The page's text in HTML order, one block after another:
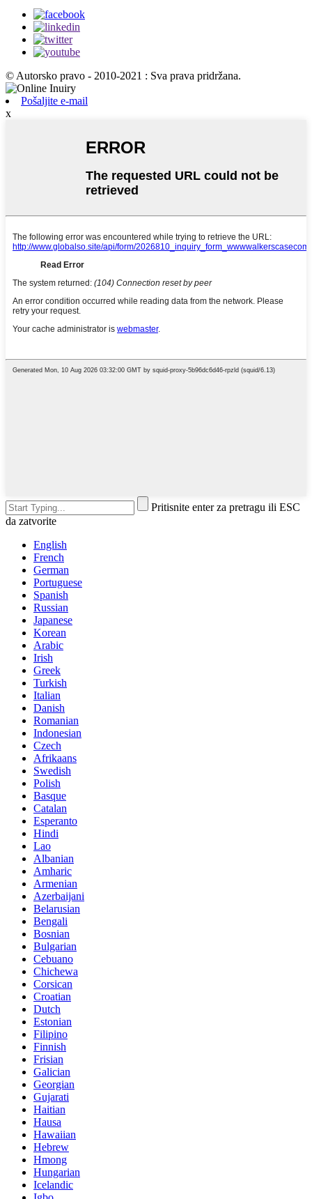
© Autorsko pravo - 2010-2021 : Sva prava pridržana.
Pošaljite e-mail
x
Pritisnite enter za pretragu ili ESC
da zatvorite
English
French
German
Portuguese
Spanish
Russian
Japanese
Korean
Arabic
Irish
Greek
Turkish
Italian
Danish
Romanian
Indonesian
Czech
Afrikaans
Swedish
Polish
Basque
Catalan
Esperanto
Hindi
Lao
Albanian
Amharic
Armenian
Azerbaijani
Belarusian
Bengali
Bosnian
Bulgarian
Cebuano
Chichewa
Corsican
Croatian
Dutch
Estonian
Filipino
Finnish
Frisian
Galician
Georgian
Gujarati
Haitian
Hausa
Hawaiian
Hebrew
Hmong
Hungarian
Icelandic